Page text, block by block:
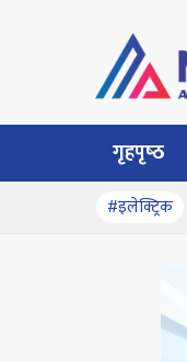
गृहपृष्‍ठ
#इलेक्ट्रिक